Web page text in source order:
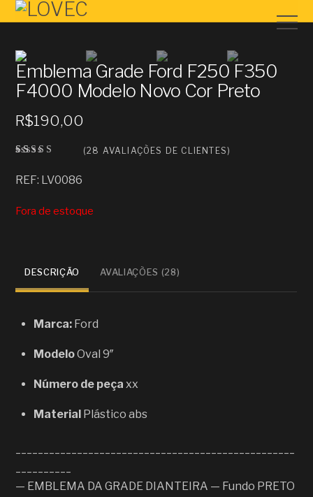
Emblema Grade Ford F250 F350
F4000 Modelo Novo Cor Preto
R$190,00
ado
como
com
client
(28 AVALIAÇÕES DE CLIENTES)
REF: LV0086
Fora de estoque
DESCRIÇÃO AVALIAÇÕES (28)
Marca: Ford
ModeloOval 9″
Número de peça xx
Material Plástico abs
— EMBLEMA DA GRADE DIANTEIRA — Fundo PRETO